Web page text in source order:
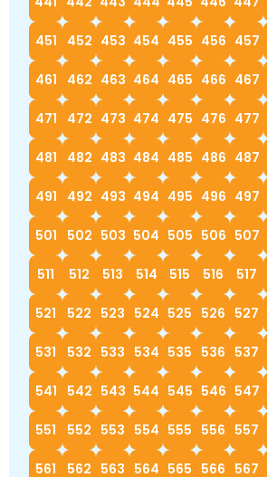
451 452 453 454 455 456 457
461 462 463 464 465 466 467
471 472 473 474 475 476 477
481 482 483 484 485 486 487
491 492 493 494 495 496 497
501 502 503 504 505 506 507
511 512 513 514 515 516 517
521 522 523 524 525 526 527
531 532 533 534 535 536 537
541 542 543 544 545 546 547
551 552 553 554 555 556 557
561 562 563 564 565 566 567